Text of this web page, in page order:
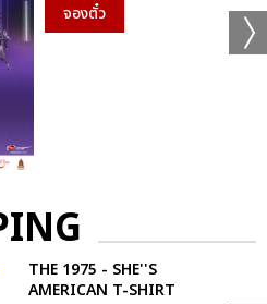
จองตั๋ว
THE 1975 - SHE''S
AMERICAN T-SHIRT